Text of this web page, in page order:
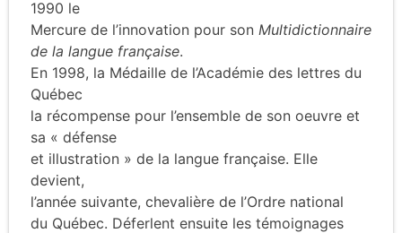
1990 le
Mercure de l’innovation pour son Multidictionnaire
de la langue française.
En 1998, la Médaille de l’Académie des lettres du
Québec
la récompense pour l’ensemble de son oeuvre et
sa « défense
et illustration » de la langue française. Elle
devient,
l’année suivante, chevalière de l’Ordre national
du Québec. Déferlent ensuite les témoignages